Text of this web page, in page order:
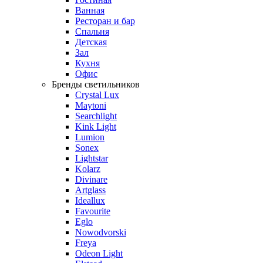
Ванная
Ресторан и бар
Спальня
Детская
Зал
Кухня
Офис
Бренды светильников
Crystal Lux
Maytoni
Searchlight
Kink Light
Lumion
Sonex
Lightstar
Kolarz
Divinare
Artglass
Ideallux
Favourite
Eglo
Nowodvorski
Freya
Odeon Light